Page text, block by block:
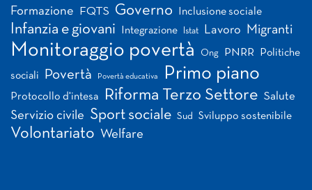
Formazione
FQTS Governo Inclusione sociale
Infanzia e giovani Integrazione Istat Lavoro Migranti
Monitoraggio povertà Ong PNRR Politiche
sociali Povertà Povertà educativa Primo piano
Protocollo d'intesa Riforma Terzo Settore Salute
Servizio civile Sport sociale Sud Sviluppo sostenibile
Volontariato Welfare